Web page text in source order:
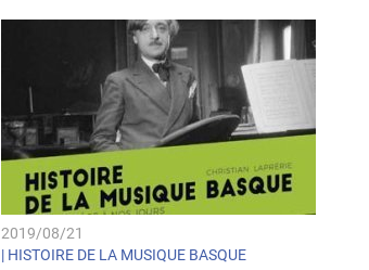
volume.
2019/08/21
| HISTOIRE DE LA MUSIQUE BASQUE